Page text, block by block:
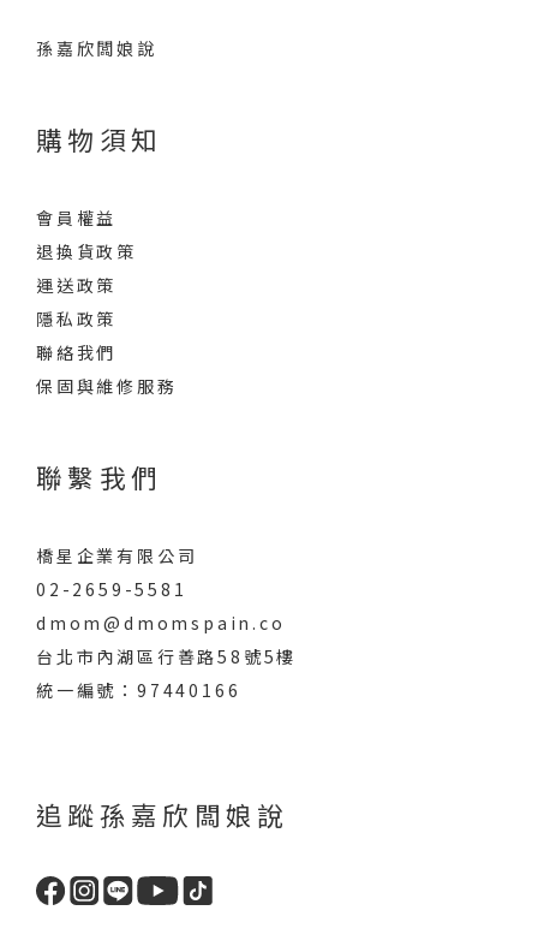
孫嘉欣闆娘說
購物須知
會員權益
退換貨政策
運送政策
隱私政策
聯絡我們
保固與維修服務
聯繫我們
橋星企業有限公司
02-2659-5581
dmom@dmomspain.co
台北市內湖區行善路58號5樓
統一編號：97440166
追蹤孫嘉欣闆娘說